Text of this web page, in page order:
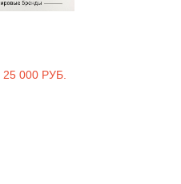
25 000 РУБ.